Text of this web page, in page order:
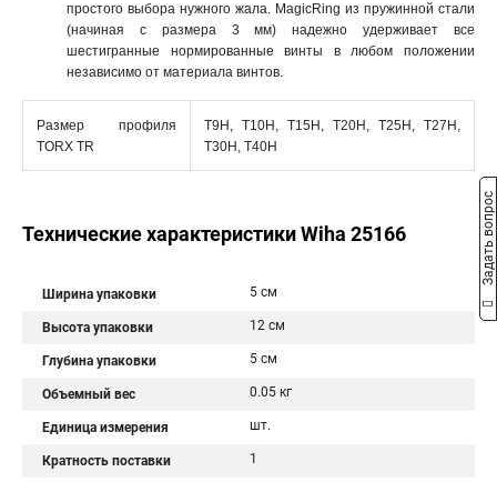
простого выбора нужного жала. MagicRing из пружинной стали
(начиная с размера 3 мм) надежно удерживает все
шестигранные нормированные винты в любом положении
независимо от материала винтов.
Размер профиля
TORX TR
T9H, T10H, T15H, T20H, T25H, T27H,
T30H, T40H
Технические характеристики Wiha 25166
Ширина упаковки 5 см
Высота упаковки 12 см
Глубина упаковки 5 см
Объемный вес 0.05 кг
Единица измерения шт.
Кратность поставки 1
Задать вопрос